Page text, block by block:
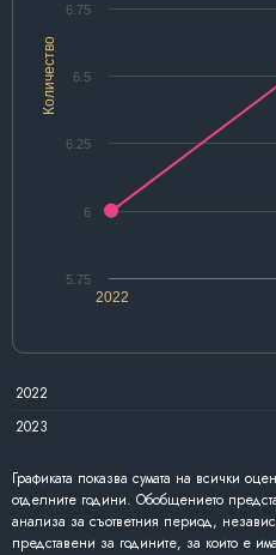
Количество
2022
5.75
6
6.25
6.5
6.75
2022
2023
Графиката показва сумата на всички
отделните години. Обобщението
анализа за съответния период,
представени за годините, за които е